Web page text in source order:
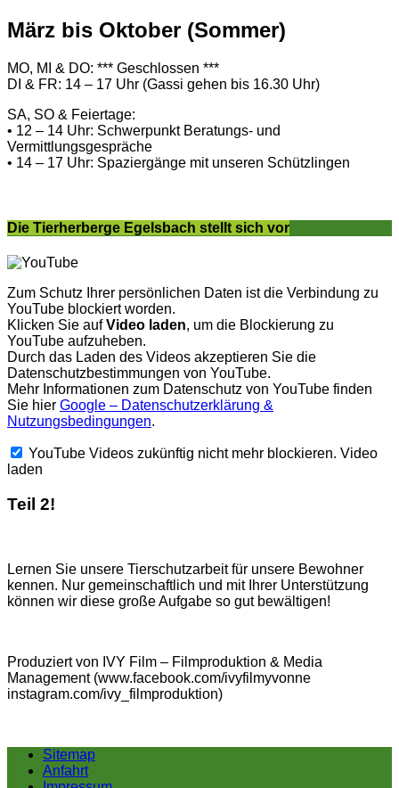
März bis Oktober (Sommer)
MO, MI & DO: *** Geschlossen ***
DI & FR: 14 – 17 Uhr (Gassi gehen bis 16.30 Uhr)
SA, SO & Feiertage:
• 12 – 14 Uhr: Schwerpunkt Beratungs- und
Vermittlungsgespräche
• 14 – 17 Uhr: Spaziergänge mit unseren Schützlingen
Die Tierherberge Egelsbach stellt sich vor
Zum Schutz Ihrer persönlichen Daten ist die Verbindung zu
YouTube blockiert worden.
Klicken Sie aufVideo laden, um die Blockierung zu
YouTube aufzuheben.
Durch das Laden des Videos akzeptieren Sie die
Datenschutzbestimmungen von YouTube.
Mehr Informationen zum Datenschutz von YouTube finden
Sie hier Google – Datenschutzerklärung &
Nutzungsbedingungen.
YouTube Videos zukünftig nicht mehr blockieren. Video
laden
Teil 2!
Lernen Sie unsere Tierschutzarbeit für unsere Bewohner
kennen. Nur gemeinschaftlich und mit Ihrer Unterstützung
können wir diese große Aufgabe so gut bewältigen!
Produziert von IVY Film – Filmproduktion & Media
Management (www.facebook.com/ivyfilmyvonne
instagram.com/ivy_filmproduktion)
Sitemap
Anfahrt